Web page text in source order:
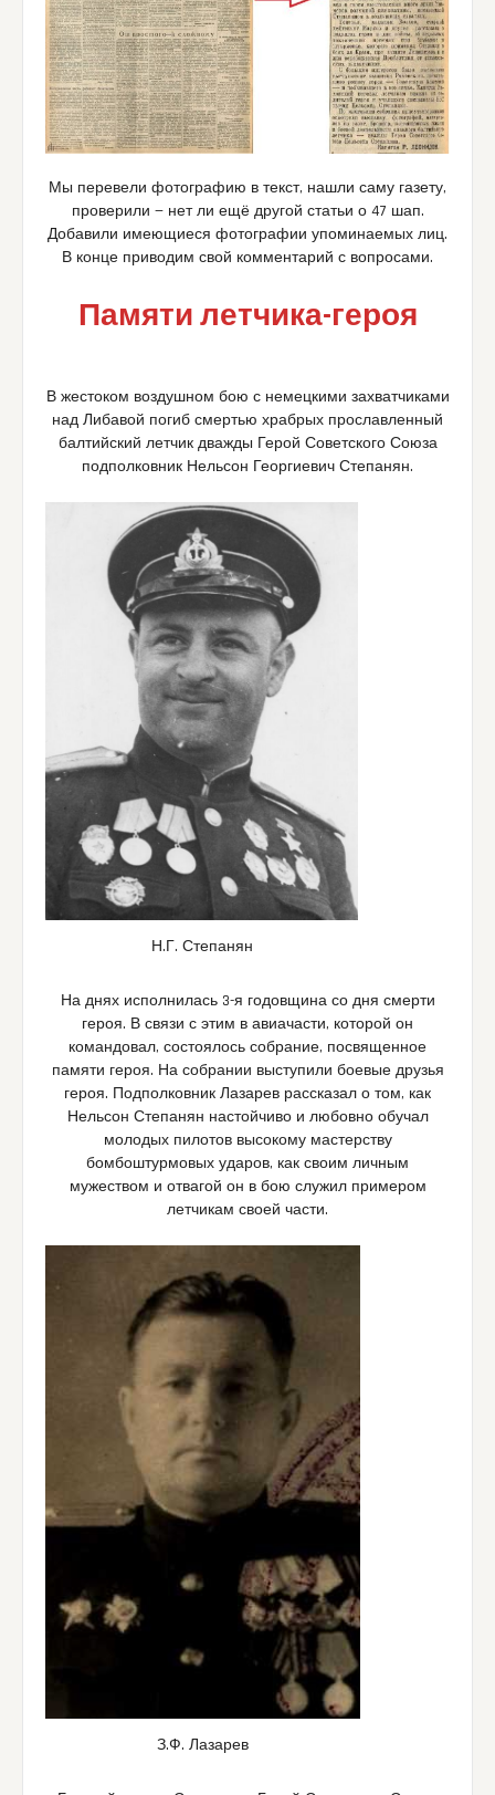
Мы перевели фотографию в текст, нашли саму газету,
проверили — нет ли ещё другой статьи о 47 шап.
Добавили имеющиеся фотографии упоминаемых лиц.
В конце приводим свой комментарий с вопросами.
Памяти летчика-героя
В жестоком воздушном бою с немецкими захватчиками
над Либавой погиб смертью храбрых прославленный
балтийский летчик дважды Герой Советского Союза
подполковник Нельсон Георгиевич Степанян.
Н.Г. Степанян
На днях исполнилась 3-я годовщина со дня смерти
героя. В связи с этим в авиачасти, которой он
командовал, состоялось собрание, посвященное
памяти героя. На собрании выступили боевые друзья
героя. Подполковник Лазарев рассказал о том, как
Нельсон Степанян настойчиво и любовно обучал
молодых пилотов высокому мастерству
бомбоштурмовых ударов, как своим личным
мужеством и отвагой он в бою служил примером
летчикам своей части.
З.Ф. Лазарев